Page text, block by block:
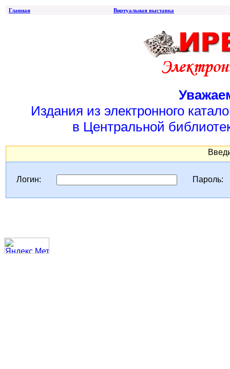
Главная Виртуальная выставка
Издания из электронного
в Центральной
Логин: Пароль: